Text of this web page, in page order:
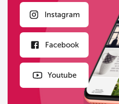
Instagram
Facebook
Youtube